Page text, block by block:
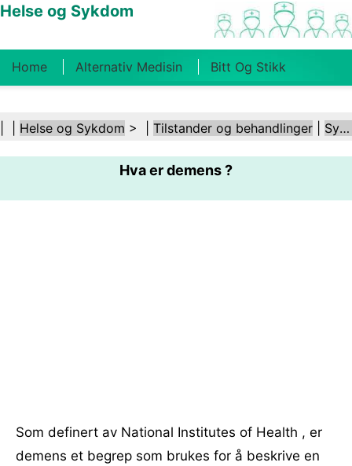
Helse og Sykdom
Home Alternativ Medisin Bitt Og Stikk
Kosthold Og Ernæring Familiehelse
Psykisk Helse
Sikkerhet Kirurgi Og Prosedyrer Helse
Helse og Sykdom > | Tilstander og behandlinger Sykdommer
Hva er demens ?
Som definert av National Institutes of Health , er
demens et begrep som brukes for å beskrive en